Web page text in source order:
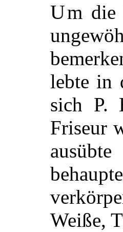
Um die Mitte des vorigen Jahrhunderts, das so
lebte in
sich P.
Friseur
Weiße,